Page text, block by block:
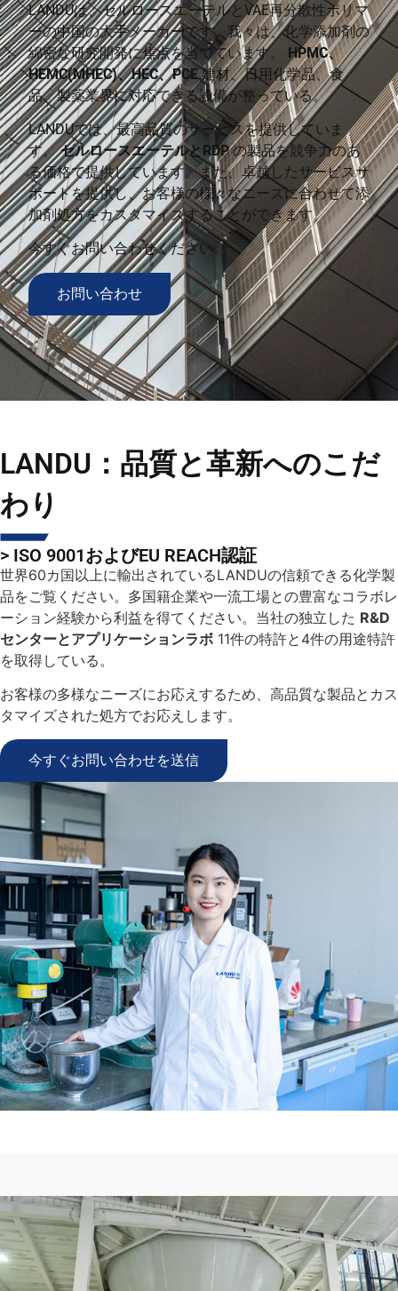
LANDUは、セルロースエーテルとVAE再分散性ポリマ
ーの中国の大手メーカーです。我々は、化学添加剤の
綿密な研究開発に焦点を当てています。 HPMC、
HEMC(MHEC)、HEC、PCE.建材、日用化学品、食
品、製薬業界に対応できる設備が整っている。
LANDUでは、最高品質のサービスを提供していま
す。セルロースエーテルとRDPの製品を競争力のあ
る価格で提供しています。また、卓越したサービスサ
ポートを提供し、お客様の様々なニーズに合わせて添
加剤処方をカスタマイズすることができます。
今すぐお問い合わせください。
お問い合わせ
LANDU：品質と革新へのこだ
わり
> ISO 9001およびEU REACH認証
世界60カ国以上に輸出されているLANDUの信頼できる化学製
品をご覧ください。多国籍企業や一流工場との豊富なコラボレ
ーション経験から利益を得てください。当社の独立した R&D
センターとアプリケーションラボ 11件の特許と4件の用途特許
を取得している。
お客様の多様なニーズにお応えするため、高品質な製品とカス
タマイズされた処方でお応えします。
今すぐお問い合わせを送信